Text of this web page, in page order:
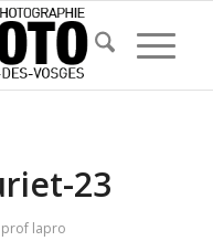
23
prof lapro